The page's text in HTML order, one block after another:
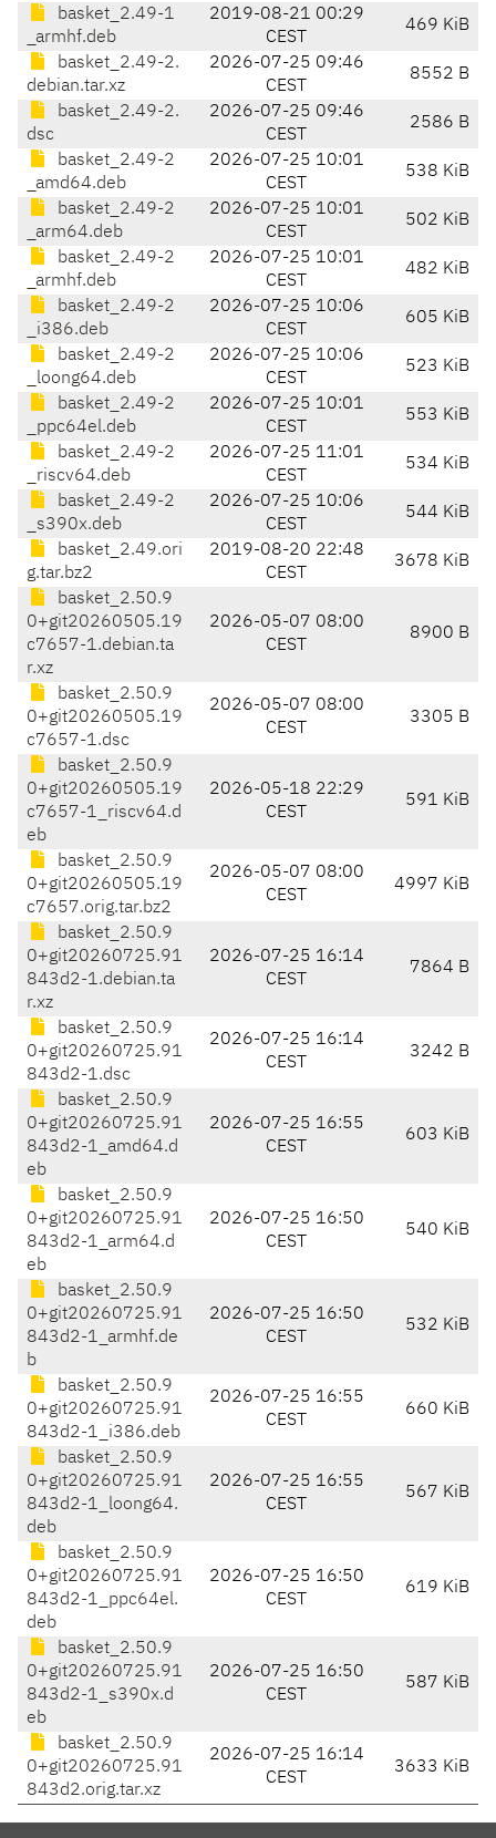
basket_2.49-1
_armhf.deb
2019-08-21 00:29
CEST
469 KiB
basket_2.49-2.
debian.tar.xz
2026-07-25 09:46
CEST
8552 B
basket_2.49-2.
dsc
2026-07-25 09:46
CEST
2586 B
basket_2.49-2
_amd64.deb
2026-07-25 10:01
CEST
538 KiB
basket_2.49-2
_arm64.deb
2026-07-25 10:01
CEST
502 KiB
basket_2.49-2
_armhf.deb
2026-07-25 10:01
CEST
482 KiB
basket_2.49-2
_i386.deb
2026-07-25 10:06
CEST
605 KiB
basket_2.49-2
_loong64.deb
2026-07-25 10:06
CEST
523 KiB
basket_2.49-2
_ppc64el.deb
2026-07-25 10:01
CEST
553 KiB
basket_2.49-2
_riscv64.deb
2026-07-25 11:01
CEST
534 KiB
basket_2.49-2
_s390x.deb
2026-07-25 10:06
CEST
544 KiB
basket_2.49.ori
g.tar.bz2
2019-08-20 22:48
CEST
3678 KiB
basket_2.50.9
0+git20260505.19
c7657-1.debian.ta
r.xz
2026-05-07 08:00
CEST
8900 B
basket_2.50.9
0+git20260505.19
c7657-1.dsc
2026-05-07 08:00
CEST
3305 B
basket_2.50.9
0+git20260505.19
c7657-1_riscv64.d
eb
2026-05-18 22:29
CEST
591 KiB
basket_2.50.9
0+git20260505.19
c7657.orig.tar.bz2
2026-05-07 08:00
CEST
4997 KiB
basket_2.50.9
0+git20260725.91
843d2-1.debian.ta
r.xz
2026-07-25 16:14
CEST
7864 B
basket_2.50.9
0+git20260725.91
843d2-1.dsc
2026-07-25 16:14
CEST
3242 B
basket_2.50.9
0+git20260725.91
843d2-1_amd64.d
eb
2026-07-25 16:55
CEST
603 KiB
basket_2.50.9
0+git20260725.91
843d2-1_arm64.d
eb
2026-07-25 16:50
CEST
540 KiB
basket_2.50.9
0+git20260725.91
843d2-1_armhf.de
b
2026-07-25 16:50
CEST
532 KiB
basket_2.50.9
0+git20260725.91
843d2-1_i386.deb
2026-07-25 16:55
CEST
660 KiB
basket_2.50.9
0+git20260725.91
843d2-1_loong64.
deb
2026-07-25 16:55
CEST
567 KiB
basket_2.50.9
0+git20260725.91
843d2-1_ppc64el.
deb
2026-07-25 16:50
CEST
619 KiB
basket_2.50.9
0+git20260725.91
843d2-1_s390x.d
eb
2026-07-25 16:50
CEST
587 KiB
basket_2.50.9
0+git20260725.91
843d2.orig.tar.xz
2026-07-25 16:14
CEST
3633 KiB